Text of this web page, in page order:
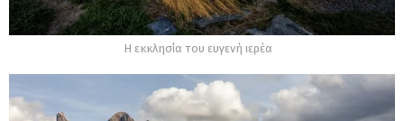
Η εκκλησία του ευγενή ιερέα